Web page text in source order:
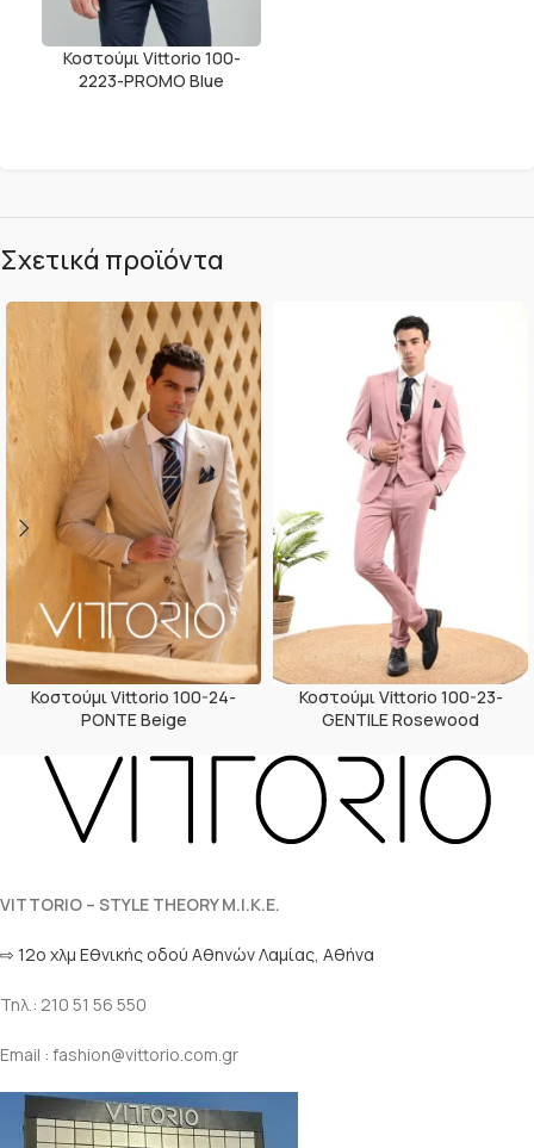
Κοστούμι Vittorio 100-
2223-PROMO Blue
Σχετικά προϊόντα
Κοστούμι Vittorio 100-24-
PONTE Beige
Κοστούμι Vittorio 100-23-
GENTILE Rosewood
VITTORIO – STYLE THEORY M.I.K.E.
⇨ 12ο χλμ Eθνικής οδού Αθηνών Λαμίας, Αθήνα
Τηλ.: 210 51 56 550
Email : fashion@vittorio.com.gr